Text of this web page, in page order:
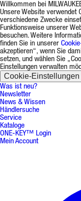
Willkommen bei
Unsere Website verwendet
verschiedene Zwecke
Funktionsweise unserer
besuchen. Weitere
finden Sie in unserer
akzeptieren“, wenn Sie
setzen, und wählen Sie
Einstellungen verwalten
Cookie-Einstellungen
Was ist neu?
Newsletter
News & Wissen
Händlersuche
Service
Kataloge
ONE-KEY™ Login
Mein Account